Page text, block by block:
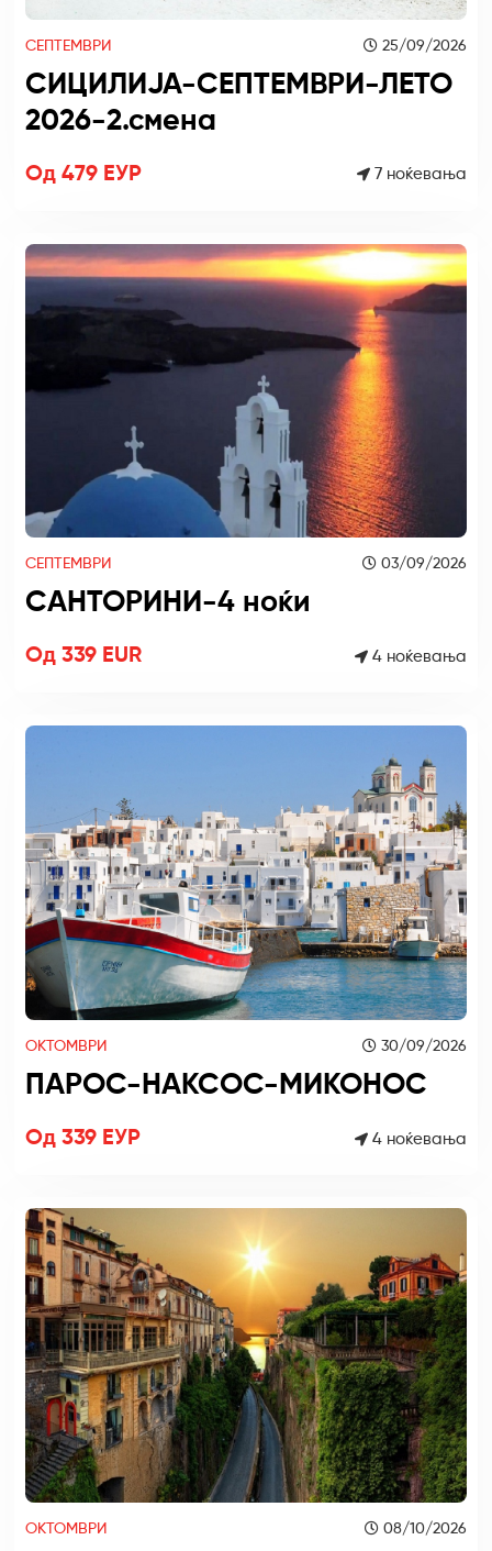
СЕПТЕМВРИ 25/09/2026
СИЦИЛИЈА-СЕПТЕМВРИ-ЛЕТО
2026-2.смена
Од 479 ЕУР 7 ноќевања
СЕПТЕМВРИ 03/09/2026
САНТОРИНИ-4 ноќи
Од 339 EUR 4 ноќевања
ОКТОМВРИ 30/09/2026
ПАРОС-НАКСОС-МИКОНОС
Од 339 ЕУР 4 ноќевања
ОКТОМВРИ 08/10/2026